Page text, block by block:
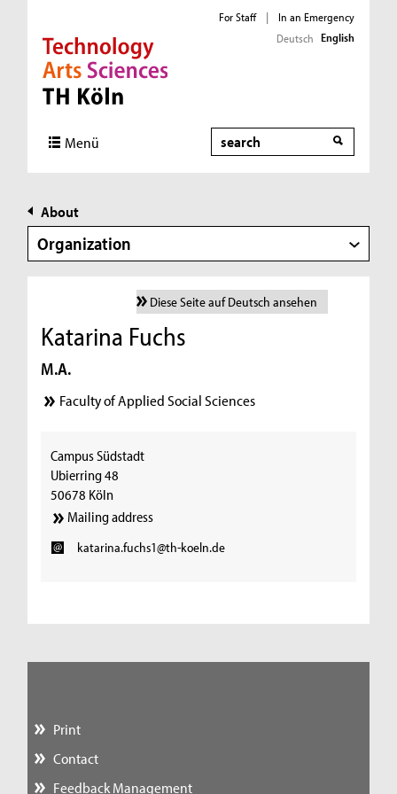
Direkt zur Hauptnavigation
Direkt zur Subnavigation
Direkt zum Inhalt
Direkt zum Fußbereich
For Staff |
In an Emergency
Deutsch English
Menü Search
About
Organization
Diese Seite auf Deutsch ansehen
Katarina Fuchs
M.A.
Faculty of Applied Social Sciences
Campus Südstadt
Ubierring 48
50678 Köln
Mailing address
katarina.fuchs1@th-koeln.de
Print
Contact
Feedback Management